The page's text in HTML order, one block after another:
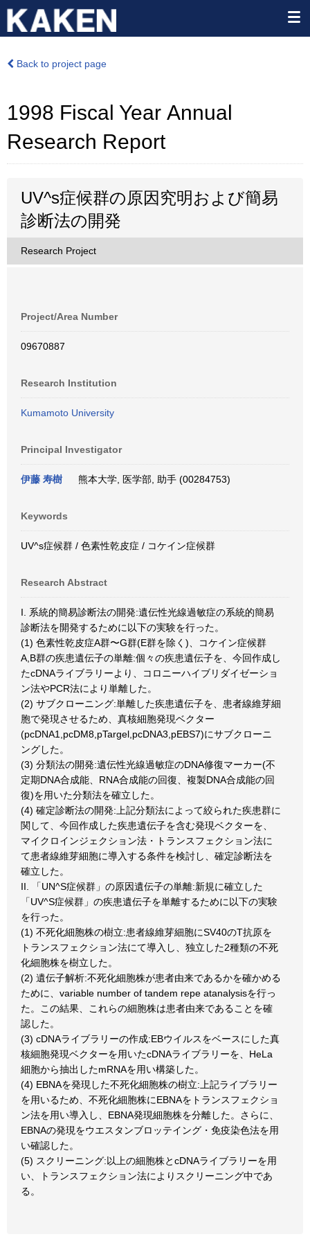
Back to project page
1998 Fiscal Year Annual
Research Report
UV^s症候群の原因究明および簡易
診断法の開発
Research Project
Project/Area Number
09670887
Research Institution
Kumamoto University
Principal Investigator
伊藤 寿樹 熊本大学, 医学部, 助手 (00284753)
Keywords
UV^s症候群 / 色素性乾皮症 / コケイン症候群
Research Abstract
I. 系統的簡易診断法の開発:遺伝性光線過敏症の系統的簡易
診断法を開発するために以下の実験を行った。
(1) 色素性乾皮症A群〜G群(E群を除く)、コケイン症候群
A,B群の疾患遺伝子の単離:個々の疾患遺伝子を、今回作成し
たcDNAライブラリーより、コロニーハイブリダイゼーショ
ン法やPCR法により単離した。
(2) サブクローニング:単離した疾患遺伝子を、患者線維芽細
胞で発現させるため、真核細胞発現ベクター
(pcDNA1,pcDM8,pTargel,pcDNA3,pEBS7)にサブクローニ
ングした。
(3) 分類法の開発:遺伝性光線過敏症のDNA修復マーカー(不
定期DNA合成能、RNA合成能の回復、複製DNA合成能の回
復)を用いた分類法を確立した。
(4) 確定診断法の開発:上記分類法によって絞られた疾患群に
関して、今回作成した疾患遺伝子を含む発現ベクターを、
マイクロインジェクション法・トランスフェクション法に
て患者線維芽細胞に導入する条件を検討し、確定診断法を
確立した。
II. 「UN^S症候群」の原因遺伝子の単離:新規に確立した
「UV^S症候群」の疾患遺伝子を単離するために以下の実験
を行った。
(1) 不死化細胞株の樹立:患者線維芽細胞にSV40のT抗原を
トランスフェクション法にて導入し、独立した2種類の不死
化細胞株を樹立した。
(2) 遺伝子解析:不死化細胞株が患者由来であるかを確かめる
ために、variable number of tandem repe atanalysisを行っ
た。この結果、これらの細胞株は患者由来であることを確
認した。
(3) cDNAライブラリーの作成:EBウイルスをベースにした真
核細胞発現ベクターを用いたcDNAライブラリーを、HeLa
細胞から抽出したmRNAを用い構築した。
(4) EBNAを発現した不死化細胞株の樹立:上記ライブラリー
を用いるため、不死化細胞株にEBNAをトランスフェクショ
ン法を用い導入し、EBNA発現細胞株を分離した。さらに、
EBNAの発現をウエスタンブロッテイング・免疫染色法を用
い確認した。
(5) スクリーニング:以上の細胞株とcDNAライブラリーを用
い、トランスフェクション法によりスクリーニング中であ
る。